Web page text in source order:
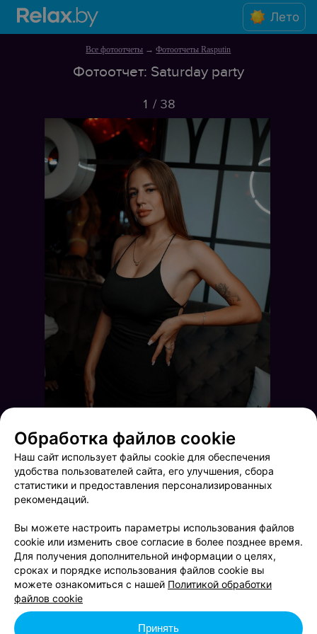
Лето
Все фотоотчеты →Фотоотчеты Rasputin
Фотоотчет: Saturday party
1 / 38
Friday party Терра Караоке
Обработка файлов cookie
Наш сайт использует файлы cookie для обеспечения
удобства пользователей сайта, его улучшения, сбора
статистики и предоставления персонализированных
рекомендаций.
Вы можете настроить параметры использования файлов
cookie или изменить свое согласие в более позднее время.
Для получения дополнительной информации о целях,
сроках и порядке использования файлов cookie вы
можете ознакомиться с нашей Политикой обработки
файлов cookie
Принять